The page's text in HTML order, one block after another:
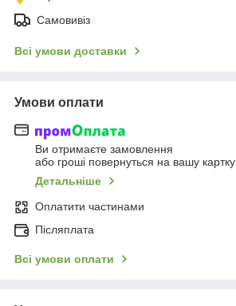
Самовивіз
Всі умови доставки
Умови оплати
Ви отримаєте замовлення
або гроші повернуться на вашу картку
Детальніше
Оплатити частинами
Післяплата
Всі умови оплати